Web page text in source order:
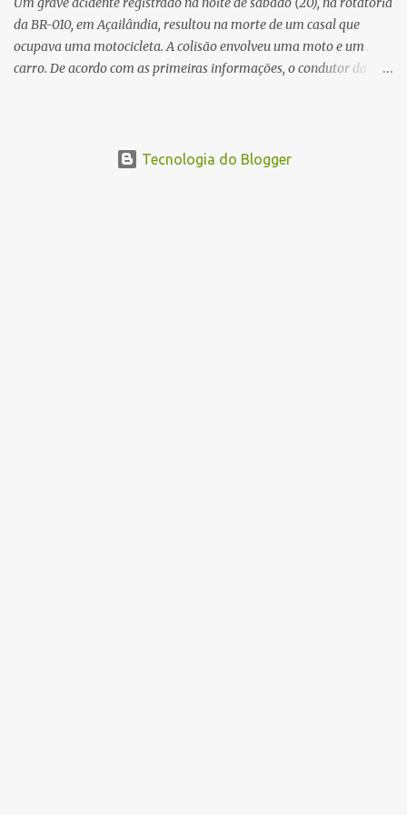
da BR-010, em Açailândia, resultou na morte de um casal que
ocupava uma motocicleta. A colisão envolveu uma moto e um
carro. De acordo com as primeiras informações, o condutor da
não resistiu aos ferimentos e veio a óbito. Uma das vítimas foi
Tecnologia do Blogger